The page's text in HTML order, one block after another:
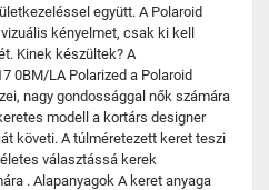
együtt. A Polaroid
kényelmet, csak ki kell
Kinek készültek? A
0BM/LA Polarized a Polaroid
nagy gondossággal nők számára
modell a kortárs designer
követi. A túlméretezett keret teszi
választássá kerek
. Alapanyagok A keret anyaga